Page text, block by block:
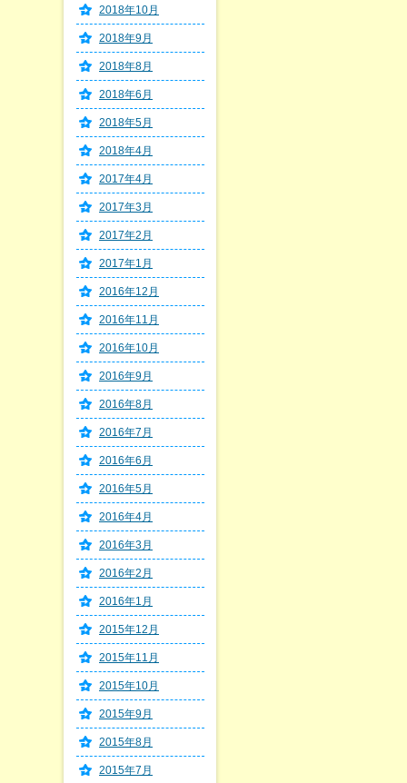
2018年10月
2018年9月
2018年8月
2018年6月
2018年5月
2018年4月
2017年4月
2017年3月
2017年2月
2017年1月
2016年12月
2016年11月
2016年10月
2016年9月
2016年8月
2016年7月
2016年6月
2016年5月
2016年4月
2016年3月
2016年2月
2016年1月
2015年12月
2015年11月
2015年10月
2015年9月
2015年8月
2015年7月